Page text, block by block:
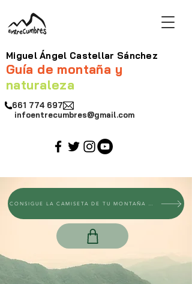
Miguel Ángel Castellar Sánchez
Guía de montaña y
naturaleza
661 774 697
infoentrecumbres@gmail.com